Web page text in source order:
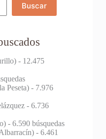
Buscar
- 12.475
Peseta)- 7.976
- 6.736
- 6.590 búsquedas
- 6.461